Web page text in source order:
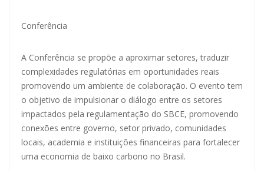
Conferência
A Conferência se propõe a aproximar setores, traduzir
complexidades regulatórias em oportunidades reais
promovendo um ambiente de colaboração. O evento tem
o objetivo de impulsionar o diálogo entre os setores
impactados pela regulamentação do SBCE, promovendo
conexões entre governo, setor privado, comunidades
locais, academia e instituições financeiras para fortalecer
uma economia de baixo carbono no Brasil.